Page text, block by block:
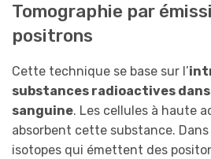
Tomographie par
positrons
Cette technique se base sur l’
substances radioactives
sanguine. Les cellules à haute
absorbent cette substance. Dans
isotopes qui émettent des